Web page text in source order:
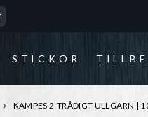
STICKOR
KAMPES 2-TRÅDIGT ULLGARN |